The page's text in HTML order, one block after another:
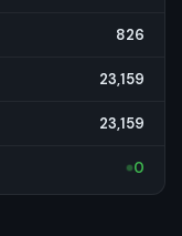
826
23,159
23,159
0